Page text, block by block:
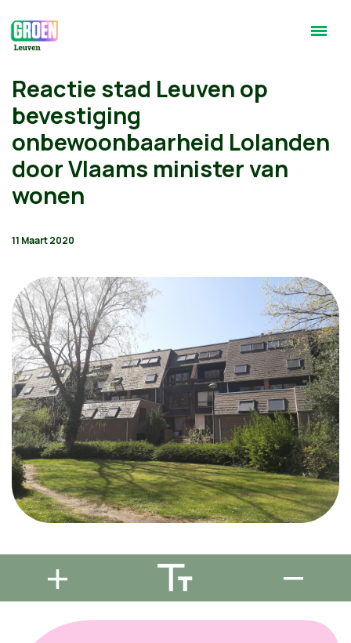
Reactie stad Leuven op
bevestiging
onbewoonbaarheid Lolanden
door Vlaams minister van
wonen
11 Maart 2020